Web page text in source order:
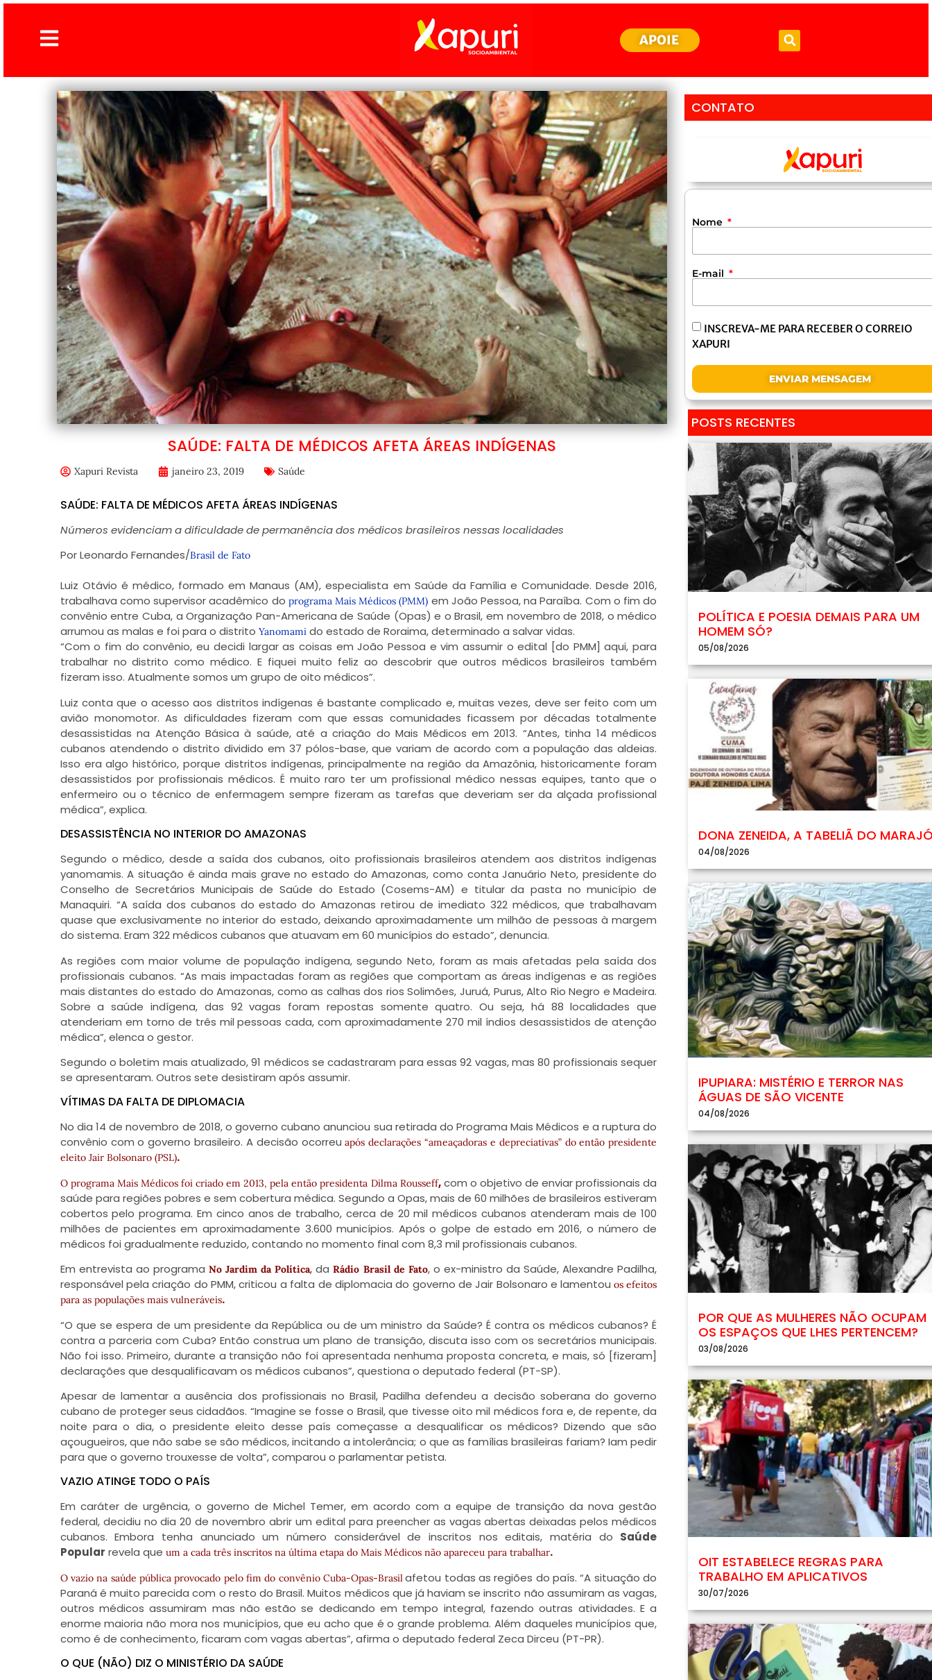
APOIE
SAÚDE: FALTA DE MÉDICOS AFETA ÁREAS INDÍGENAS
Xapuri Revista janeiro 23, 2019 Saúde
SAÚDE: FALTA DE MÉDICOS AFETA ÁREAS INDÍGENAS
Números evidenciam a dificuldade de permanência dos médicos brasileiros nessas localidades
Por Leonardo Fernandes/Brasil de Fato
Luiz Otávio é médico, formado em Manaus (AM), especialista em Saúde da Família e Comunidade. Desde 2016,
trabalhava como supervisor acadêmico do programa Mais Médicos (PMM) em João Pessoa, na Paraíba. Com o fim do
convênio entre Cuba, a Organização Pan-Americana de Saúde (Opas) e o Brasil, em novembro de 2018, o médico
arrumou as malas e foi para o distrito Yanomamido estado de Roraima, determinado a salvar vidas.
“Com o fim do convênio, eu decidi largar as coisas em João Pessoa e vim assumir o edital [do PMM] aqui, para
trabalhar no distrito como médico. E fiquei muito feliz ao descobrir que outros médicos brasileiros também
fizeram isso. Atualmente somos um grupo de oito médicos”.
Luiz conta que o acesso aos distritos indígenas é bastante complicado e, muitas vezes, deve ser feito com um
avião monomotor. As dificuldades fizeram com que essas comunidades ficassem por décadas totalmente
desassistidas na Atenção Básica à saúde, até a criação do Mais Médicos em 2013. “Antes, tinha 14 médicos
cubanos atendendo o distrito dividido em 37 pólos-base, que variam de acordo com a população das aldeias.
Isso era algo histórico, porque distritos indígenas, principalmente na região da Amazônia, historicamente foram
desassistidos por profissionais médicos. É muito raro ter um profissional médico nessas equipes, tanto que o
enfermeiro ou o técnico de enfermagem sempre fizeram as tarefas que deveriam ser da alçada profissional
médica”, explica.
DESASSISTÊNCIA NO INTERIOR DO AMAZONAS
Segundo o médico, desde a saída dos cubanos, oito profissionais brasileiros atendem aos distritos indígenas
yanomamis. A situação é ainda mais grave no estado do Amazonas, como conta Januário Neto, presidente do
Conselho de Secretários Municipais de Saúde do Estado (Cosems-AM) e titular da pasta no município de
Manaquiri. “A saída dos cubanos do estado do Amazonas retirou de imediato 322 médicos, que trabalhavam
quase que exclusivamente no interior do estado, deixando aproximadamente um milhão de pessoas à margem
do sistema. Eram 322 médicos cubanos que atuavam em 60 municípios do estado”, denuncia.
As regiões com maior volume de população indígena, segundo Neto, foram as mais afetadas pela saída dos
profissionais cubanos. “As mais impactadas foram as regiões que comportam as áreas indígenas e as regiões
mais distantes do estado do Amazonas, como as calhas dos rios Solimões, Juruá, Purus, Alto Rio Negro e Madeira.
Sobre a saúde indígena, das 92 vagas foram repostas somente quatro. Ou seja, há 88 localidades que
atenderiam em torno de três mil pessoas cada, com aproximadamente 270 mil índios desassistidos de atenção
médica”, elenca o gestor.
Segundo o boletim mais atualizado, 91 médicos se cadastraram para essas 92 vagas, mas 80 profissionais sequer
se apresentaram. Outros sete desistiram após assumir.
VÍTIMAS DA FALTA DE DIPLOMACIA
No dia 14 de novembro de 2018, o governo cubano anunciou sua retirada do Programa Mais Médicos e a ruptura do
convênio com o governo brasileiro. A decisão ocorreu após declarações “ameaçadoras e depreciativas” do então presidente
eleito Jair Bolsonaro (PSL).
O programa Mais Médicos foi criado em 2013, pela então presidenta Dilma Rousseff,com o objetivo de enviar profissionais da
saúde para regiões pobres e sem cobertura médica. Segundo a Opas, mais de 60 milhões de brasileiros estiveram
cobertos pelo programa. Em cinco anos de trabalho, cerca de 20 mil médicos cubanos atenderam mais de 100
milhões de pacientes em aproximadamente 3.600 municípios. Após o golpe de estado em 2016, o número de
médicos foi gradualmente reduzido, contando no momento final com 8,3 mil profissionais cubanos.
Em entrevista ao programaNo Jardim da Política, da Rádio Brasil de Fato, o ex-ministro da Saúde, Alexandre Padilha,
responsável pela criação do PMM, criticou a falta de diplomacia do governo de Jair Bolsonaro e lamentou os efeitos
para as populações mais vulneráveis.
“O que se espera de um presidente da República ou de um ministro da Saúde? É contra os médicos cubanos? É
contra a parceria com Cuba? Então construa um plano de transição, discuta isso com os secretários municipais.
Não foi isso. Primeiro, durante a transição não foi apresentada nenhuma proposta concreta, e mais, só [fizeram]
declarações que desqualificavam os médicos cubanos”, questiona o deputado federal (PT-SP).
Apesar de lamentar a ausência dos profissionais no Brasil, Padilha defendeu a decisão soberana do governo
cubano de proteger seus cidadãos. “Imagine se fosse o Brasil, que tivesse oito mil médicos fora e, de repente, da
noite para o dia, o presidente eleito desse país começasse a desqualificar os médicos? Dizendo que são
açougueiros, que não sabe se são médicos, incitando a intolerância; o que as famílias brasileiras fariam? Iam pedir
para que o governo trouxesse de volta”, comparou o parlamentar petista.
VAZIO ATINGE TODO O PAÍS
Em caráter de urgência, o governo de Michel Temer, em acordo com a equipe de transição da nova gestão
federal, decidiu no dia 20 de novembro abrir um edital para preencher as vagas abertas deixadas pelos médicos
cubanos. Embora tenha anunciado um número considerável de inscritos nos editais, matéria do Saúde
Popular revela que um a cada três inscritos na última etapa do Mais Médicos não apareceu para trabalhar.
O vazio na saúde pública provocado pelo fim do convênio Cuba-Opas-Brasilafetou todas as regiões do país. “A situação do
Paraná é muito parecida com o resto do Brasil. Muitos médicos que já haviam se inscrito não assumiram as vagas,
outros médicos assumiram mas não estão se dedicando em tempo integral, fazendo outras atividades. E a
enorme maioria não mora nos municípios, que eu acho que é o grande problema. Além daqueles municípios que,
como é de conhecimento, ficaram com vagas abertas”, afirma o deputado federal Zeca Dirceu (PT-PR).
O QUE (NÃO) DIZ O MINISTÉRIO DA SAÚDE
CONTATO
Nome
E-mail
INSCREVA-ME PARA RECEBER O CORREIO
XAPURI
ENVIAR MENSAGEM
POSTS RECENTES
POLÍTICA E POESIA DEMAIS PARA UM
HOMEM SÓ?
05/08/2026
DONA ZENEIDA, A TABELIÃ DO
04/08/2026
IPUPIARA: MISTÉRIO E TERROR NAS
ÁGUAS DE SÃO VICENTE
04/08/2026
POR QUE AS MULHERES NÃO OCUPAM
OS ESPAÇOS QUE LHES PERTENCEM?
03/08/2026
OIT ESTABELECE REGRAS PARA
TRABALHO EM APLICATIVOS
30/07/2026